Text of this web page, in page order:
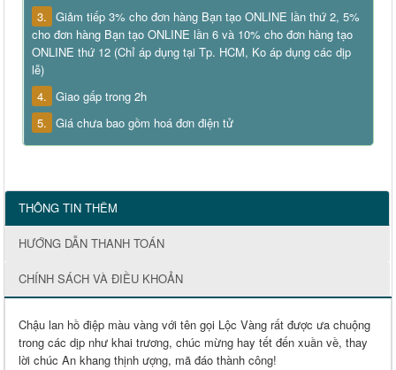
3. Giảm tiếp 3% cho đơn hàng Bạn tạo ONLINE lần thứ 2, 5%
cho đơn hàng Bạn tạo ONLINE lần 6 và 10% cho đơn hàng tạo
ONLINE thứ 12 (Chỉ áp dụng tại Tp. HCM, Ko áp dụng các dịp
lễ)
4. Giao gấp trong 2h
5. Giá chưa bao gồm hoá đơn điện tử
THÔNG TIN THÊM
HƯỚNG DẪN THANH TOÁN
CHÍNH SÁCH VÀ ĐIỀU KHOẢN
Chậu lan hồ điệp màu vàng với tên gọi Lộc Vàng rất được ưa chuộng
trong các dịp như khai trương, chúc mừng hay tết đến xuần về, thay
lời chúc An khang thịnh ượng, mã đáo thành công!